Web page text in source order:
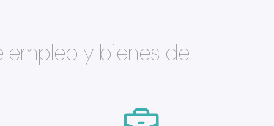
empleo y bienes de